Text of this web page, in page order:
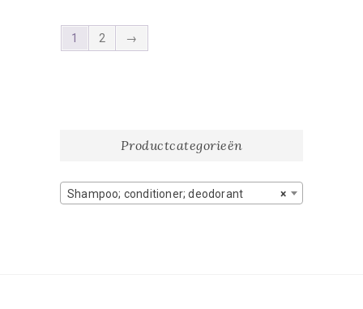
1 2 →
Productcategorieën
×
Shampoo; conditioner; deodorant